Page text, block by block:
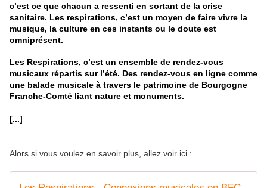
c’est ce que chacun a ressenti en sortant de la crise
sanitaire. Les respirations, c’est un moyen de faire vivre la
musique, la culture en ces instants ou le doute est
omniprésent.
Les Respirations, c’est un ensemble de rendez-vous
musicaux répartis sur l’été. Des rendez-vous en ligne comme
une balade musicale à travers le patrimoine de Bourgogne
Franche-Comté liant nature et monuments.
[...]
Alors si vous voulez en savoir plus, allez voir ici :